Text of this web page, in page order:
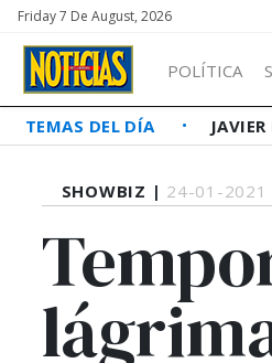
Friday 7 De August, 2026
POLÍTICA
TEMAS DEL DÍA
SHOWBIZ | 24-01-2021